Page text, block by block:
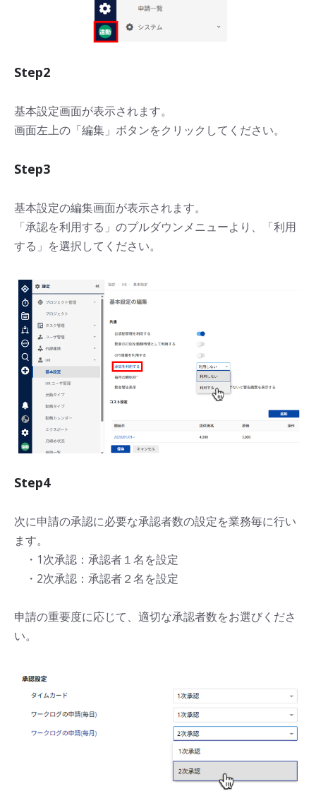
Step2
基本設定画面が表示されます。
画面左上の「編集」ボタンをクリックしてください。
Step3
基本設定の編集画面が表示されます。
「承認を利用する」のプルダウンメニューより、「利用
する」を選択してください。
Step4
次に申請の承認に必要な承認者数の設定を業務毎に行い
ます。
・1次承認：承認者１名を設定
・2次承認：承認者２名を設定
申請の重要度に応じて、適切な承認者数をお選びくださ
い。